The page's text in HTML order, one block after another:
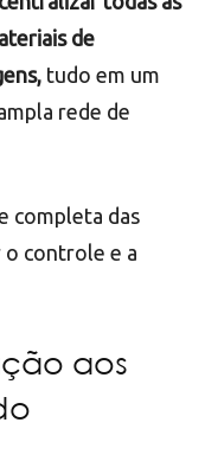
de
tudo em um
rede de
completa das
o controle e a
aos